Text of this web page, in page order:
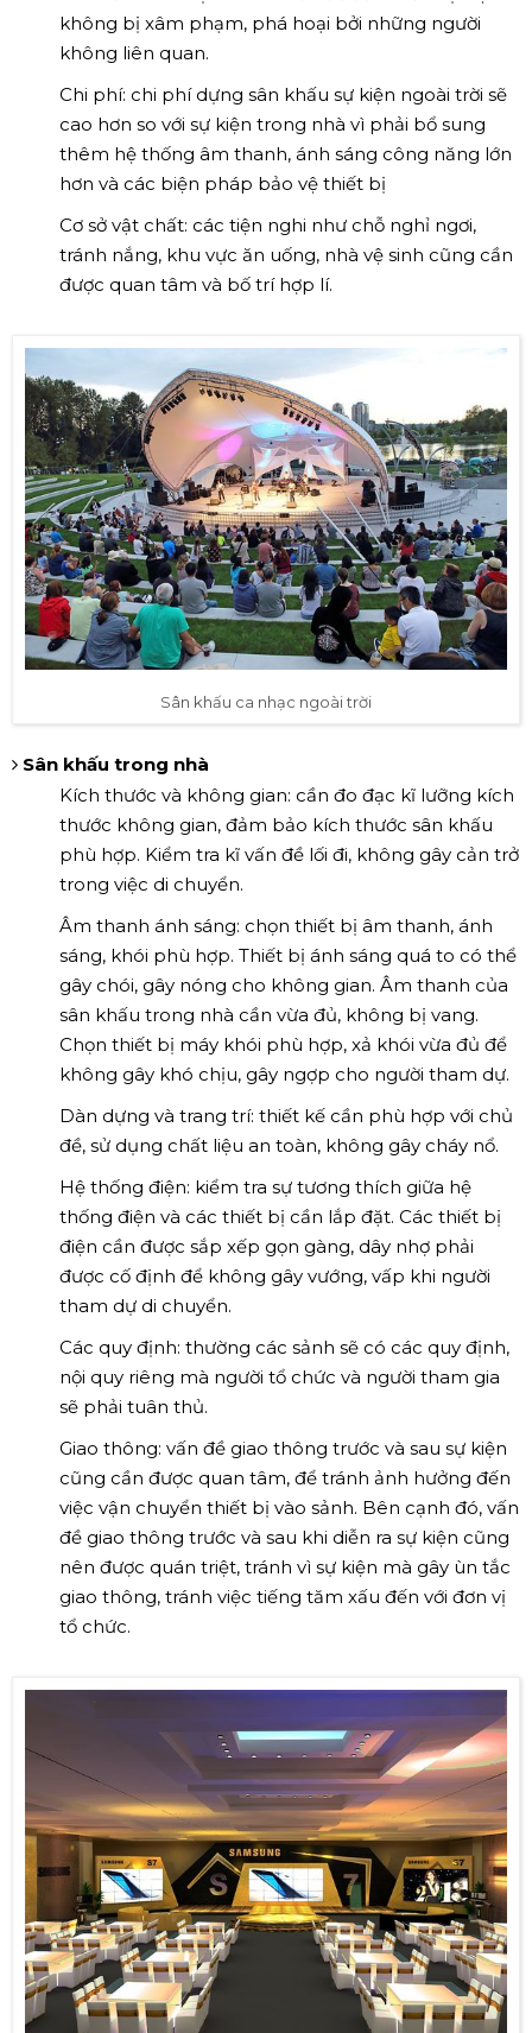
không bị xâm phạm, phá hoại bởi những người
không liên quan.
Chi phí: chi phí dựng sân khấu sự kiện ngoài trời sẽ
cao hơn so với sự kiện trong nhà vì phải bổ sung
thêm hệ thống âm thanh, ánh sáng công năng lớn
hơn và các biện pháp bảo vệ thiết bị
Cơ sở vật chất: các tiện nghi như chỗ nghỉ ngơi,
tránh nắng, khu vực ăn uống, nhà vệ sinh cũng cần
được quan tâm và bố trí hợp lí.
Sân khấu ca nhạc ngoài trời
Sân khấu trong nhà
Kích thước và không gian: cần đo đạc kĩ lưỡng kích
thước không gian, đảm bảo kích thước sân khấu
phù hợp. Kiểm tra kĩ vấn đề lối đi, không gây cản trở
trong việc di chuyển.
Âm thanh ánh sáng: chọn thiết bị âm thanh, ánh
sáng, khói phù hợp. Thiết bị ánh sáng quá to có thể
gây chói, gây nóng cho không gian. Âm thanh của
sân khấu trong nhà cần vừa đủ, không bị vang.
Chọn thiết bị máy khói phù hợp, xả khói vừa đủ để
không gây khó chịu, gây ngợp cho người tham dự.
Dàn dựng và trang trí: thiết kế cần phù hợp với chủ
đề, sử dụng chất liệu an toàn, không gây cháy nổ.
Hệ thống điện: kiểm tra sự tương thích giữa hệ
thống điện và các thiết bị cần lắp đặt. Các thiết bị
điện cần được sắp xếp gọn gàng, dây nhợ phải
được cố định để không gây vướng, vấp khi người
tham dự di chuyển.
Các quy định: thường các sảnh sẽ có các quy định,
nội quy riêng mà người tổ chức và người tham gia
sẽ phải tuân thủ.
Giao thông: vấn đề giao thông trước và sau sự kiện
cũng cần được quan tâm, để tránh ảnh hưởng đến
việc vận chuyển thiết bị vào sảnh. Bên cạnh đó, vấn
đề giao thông trước và sau khi diễn ra sự kiện cũng
nên được quán triệt, tránh vì sự kiện mà gây ùn tắc
giao thông, tránh việc tiếng tăm xấu đến với đơn vị
tổ chức.